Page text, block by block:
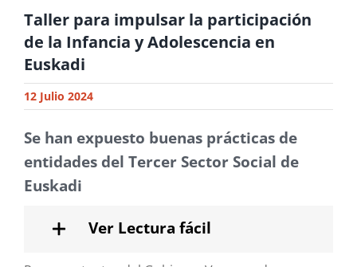
Taller para impulsar la participación
de la Infancia y Adolescencia en
Euskadi
12 Julio 2024
Se han expuesto buenas prácticas de
entidades del Tercer Sector Social de
Euskadi
Ver Lectura fácil